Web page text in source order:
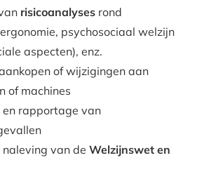
risicoanalyses rond
psychosociaal welzijn
aspecten), enz.
of wijzigingen aan
of machines
en rapportage van
naleving van de Welzijnswet en